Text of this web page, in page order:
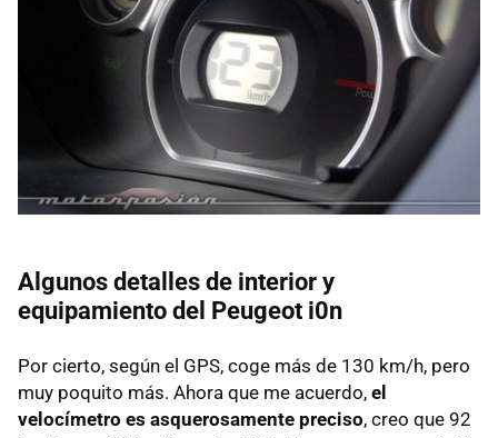
Algunos detalles de interior y
equipamiento del Peugeot i0n
Por cierto, según el GPS, coge más de 130 km/h, pero
muy poquito más. Ahora que me acuerdo, el
velocímetro es asquerosamente preciso, creo que 92